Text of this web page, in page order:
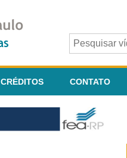
CRÉDITOS CONTATO